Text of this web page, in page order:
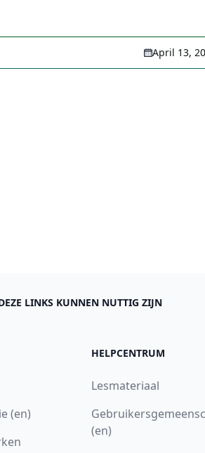
April 13,
LINKS KUNNEN NUTTIG ZIJN
(en)
HELPCENTRUM
Lesmateriaal
(en)